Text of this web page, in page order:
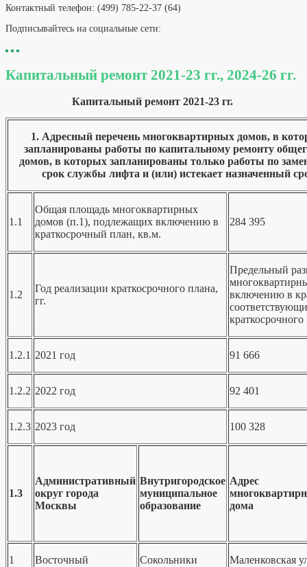
Контактный телефон: (499) 785-22-37 (64)
Подписывайтесь на социальные сети:
Капитальный ремонт 2021-23 гг., 2024-26 гг.
Капитальный ремонт 2021-23 гг.
1. Адресный перечень многоквартирных домов, в
запланированы работы по капитальному ремонту
домов, в которых запланированы только работы по
срок службы лифта и (или) истекает назначенный
1.1
Общая площадь многоквартирных
домов (п.1), подлежащих включению в
краткосрочный план, кв.м.
284 395
1.2
Год реализации краткосрочного плана,
гг.
Предельный
включению в
1.2.1 2021 год 91 666
1.2.2 2022 год 92 401
1.2.3 2023 год 100 328
1.3
Административный
округ города
Москвы
Внутригородское
муниципальное
образование
Адрес
дома
1 Восточный Сокольники Маленковская